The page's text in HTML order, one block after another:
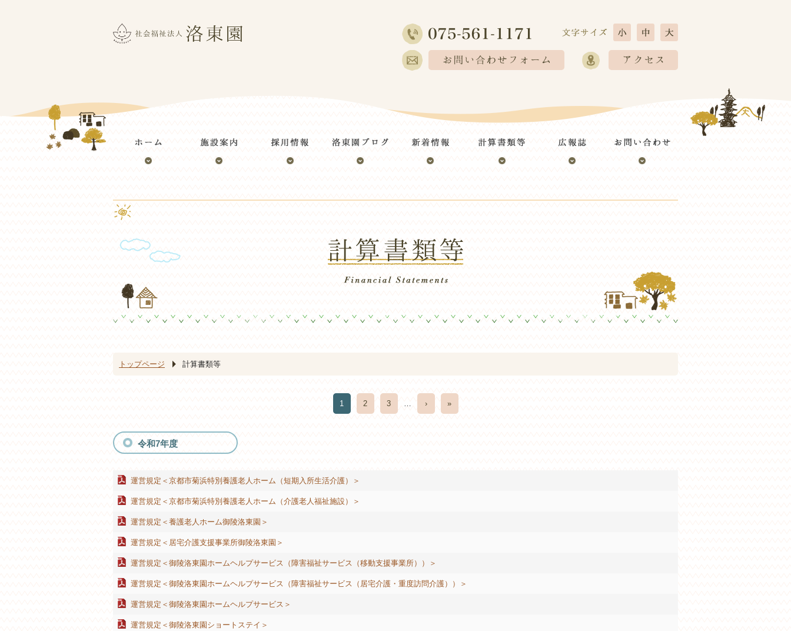
トップページ 計算書類等
1 2 3 … › »
令和7年度
運営規定＜京都市菊浜特別養護老人ホーム（短期入所生活介護）＞
運営規定＜京都市菊浜特別養護老人ホーム（介護老人福祉施設）＞
運営規定＜養護老人ホーム御陵洛東園＞
運営規定＜居宅介護支援事業所御陵洛東園＞
運営規定＜御陵洛東園ホームヘルプサービス（障害福祉サービス（移動支援事業所））＞
運営規定＜御陵洛東園ホームヘルプサービス（障害福祉サービス（居宅介護・重度訪問介護））＞
運営規定＜御陵洛東園ホームヘルプサービス＞
運営規定＜御陵洛東園ショートステイ＞